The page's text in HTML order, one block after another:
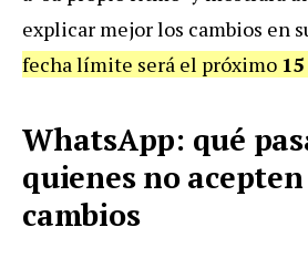
explicar mejor los cambios en
fecha límite será el próximo
WhatsApp: qué
quienes no
cambios